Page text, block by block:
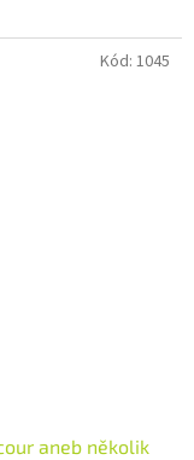
aneb několik
Kód: 1045